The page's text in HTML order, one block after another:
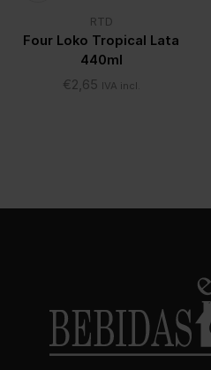
RTD
Four Loko Tropical Lata
440ml
€2,65 IVA incl.